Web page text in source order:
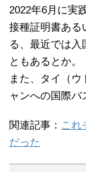
2022年6月に実
接種証明書ある
る、最近では入
ともあるとか。
また、タイ（
ャンへの国際バ
関連記事： これ
だった